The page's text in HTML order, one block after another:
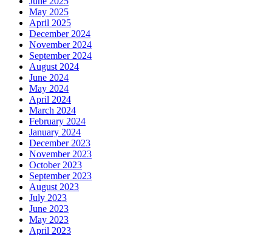
May 2025
April 2025
December 2024
November 2024
September 2024
August 2024
June 2024
May 2024
April 2024
March 2024
February 2024
January 2024
December 2023
November 2023
October 2023
September 2023
August 2023
July 2023
June 2023
May 2023
April 2023